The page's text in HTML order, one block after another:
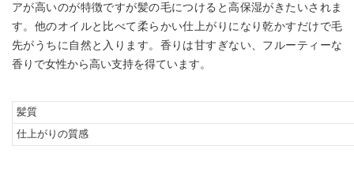
アが高いのが特徴ですが髪の毛につけると高保湿がきたいされま
す。他のオイルと比べて柔らかい仕上がりになり乾かすだけで毛
先がうちに自然と入ります。香りは甘すぎない、フルーティーな
香りで女性から高い支持を得ています。
髪質
仕上がりの質感